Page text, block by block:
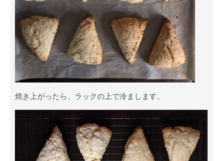
焼き上がったら、ラックの上で冷まします。